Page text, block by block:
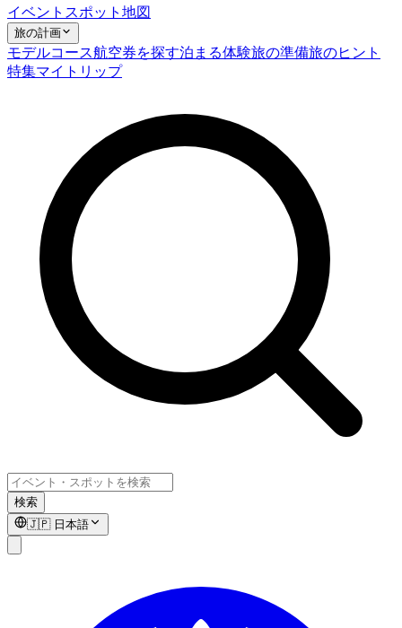
イベント スポット 地図
旅の計画
モデルコース航空券を探す泊まる体験旅の準備旅のヒント
特集マイトリップ
検索
🇯🇵 日本語